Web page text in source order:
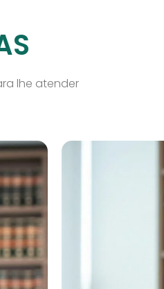
lhe atender